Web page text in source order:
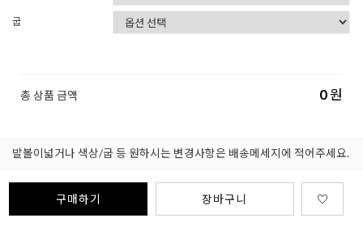
굽
총 상품 금액 0원
발볼이넓거나 색상/굽 등 원하시는 변경사항은 배송메세지에 적어주세요.
구매하기 장바구니 ♡